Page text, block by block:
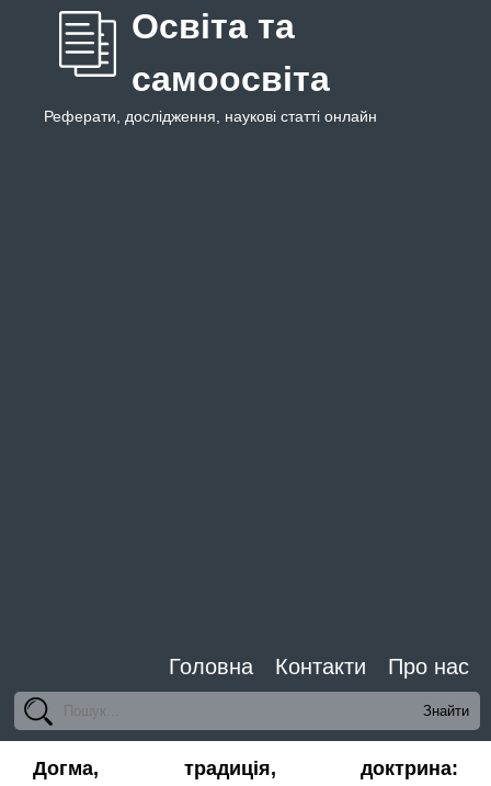
Освіта та
самоосвіта
Реферати, дослідження, наукові статті онлайн
Головна Контакти Про нас
Догма, традиція, доктрина: